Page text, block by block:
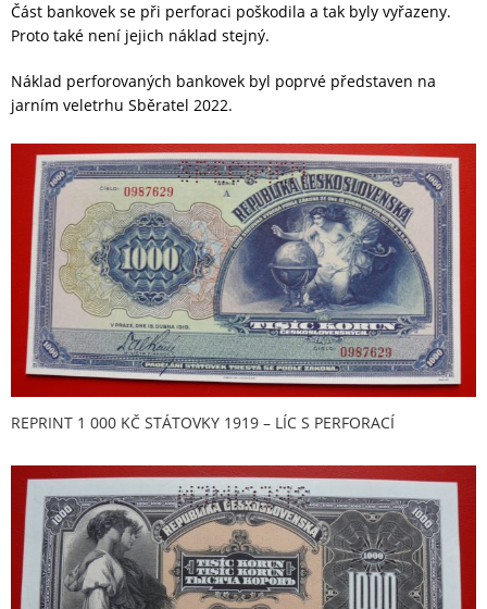
Část bankovek se při perforaci poškodila a tak byly vyřazeny.
Proto také není jejich náklad stejný.
Náklad perforovaných bankovek byl poprvé představen na
jarním veletrhu Sběratel 2022.
REPRINT 1 000 KČ STÁTOVKY 1919 – LÍC S PERFORACÍ